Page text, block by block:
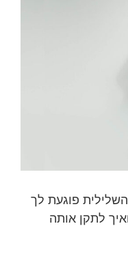
פוגעת לך
לתקן אותה